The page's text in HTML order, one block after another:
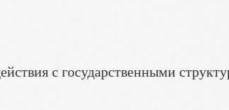
с государственными